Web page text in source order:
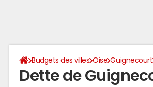
Budgets des villes Oise Guignecourt
Dette de